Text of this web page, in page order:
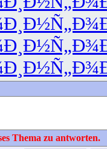
Ð¸Ð½Ñ„Ð¾
Ð¸Ð½Ñ„Ð¾
Ð¸Ð½Ñ„Ð¾
Thema zu antworten.